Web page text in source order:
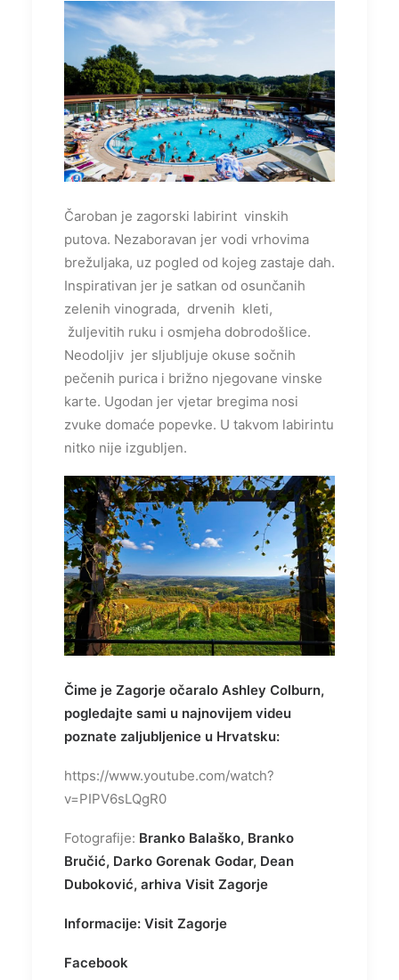
Čaroban je zagorski labirint vinskih
putova. Nezaboravan jer vodi vrhovima
brežuljaka, uz pogled od kojeg zastaje dah.
Inspirativan jer je satkan od osunčanih
zelenih vinograda, drvenih kleti,
žuljevitih ruku i osmjeha dobrodošlice.
Neodoljiv jer sljubljuje okuse sočnih
pečenih purica i brižno njegovane vinske
karte. Ugodan jer vjetar bregima nosi
zvuke domaće popevke. U takvom labirintu
nitko nije izgubljen.
Čime je Zagorje očaralo Ashley Colburn,
pogledajte sami u najnovijem videu
poznate zaljubljenice u Hrvatsku:
https://www.youtube.com/watch?
v=PIPV6sLQgR0
Fotografije: Branko Balaško, Branko
Bručić, Darko Gorenak Godar, Dean
Duboković, arhiva Visit Zagorje
Informacije: Visit Zagorje
Facebook